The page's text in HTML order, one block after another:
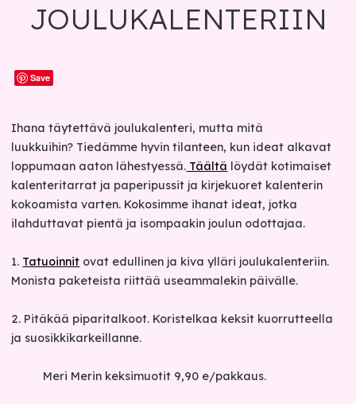
JOULUKALENTERIIN
Save
Ihana täytettävä joulukalenteri, mutta mitä
luukkuihin? Tiedämme hyvin tilanteen, kun ideat alkavat
loppumaan aaton lähestyessä. Täältä löydät kotimaiset
kalenteritarrat ja paperipussit ja kirjekuoret kalenterin
kokoamista varten. Kokosimme ihanat ideat, jotka
ilahduttavat pientä ja isompaakin joulun odottajaa.
1. Tatuoinnit ovat edullinen ja kiva ylläri joulukalenteriin.
Monista paketeista riittää useammalekin päivälle.
2. Pitäkää piparitalkoot. Koristelkaa keksit kuorrutteella
ja suosikkikarkeillanne.
Meri Merin keksimuotit 9,90 e/pakkaus.